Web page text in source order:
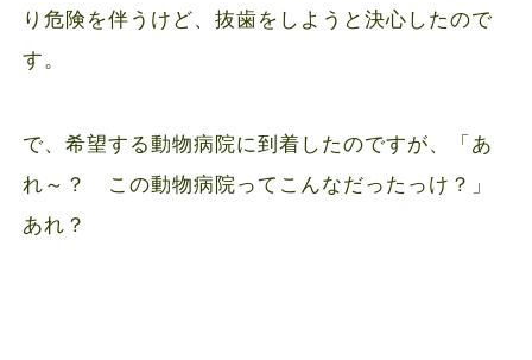
り危険を伴うけど、抜歯をしようと決心したので
す。
で、希望する動物病院に到着したのですが、「あ
れ～？ この動物病院ってこんなだったっけ？」
あれ？